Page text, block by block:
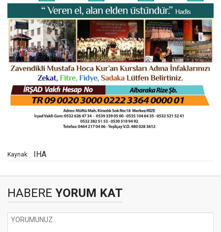
Kaynak: IHA
HABERE YORUM KAT